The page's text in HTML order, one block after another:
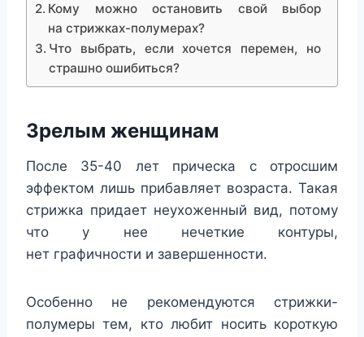
Кому можно остановить свой выбор
на стрижках-полумерах?
Что выбрать, если хочется перемен, но
страшно ошибиться?
Зрелым женщинам
После 35-40 лет прическа с отросшим
эффектом лишь прибавляет возраста. Такая
стрижка придает неухоженный вид, потому
что у нее нечеткие контуры,
нет графичности и завершенности.
Особенно не рекомендуются стрижки-
полумеры тем, кто любит носить короткую